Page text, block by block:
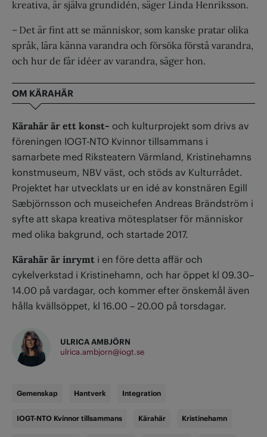
kreativa, är själva grundidén, säger Linda Henriksson.
– Det är fint att se människor, som kanske pratar olika
språk, lära känna varandra och försöka förstå varandra,
och hur de får idéer av varandra, säger hon.
OM KÄRAHÄR
Kärahär är ett konst- och kulturprojekt som drivs av
föreningen IOGT-NTO Kvinnor tillsammans i
samarbete med Riksteatern Värmland, Kristinehamns
konstmuseum, NBV väst, och stöds av Kulturrådet.
Projektet har utvecklats ur en idé av konstnären Egill
Sæbjörnsson och museichefen Andreas Brändström i
syfte att skapa kreativa mötes­platser för människor
med olika bakgrund, och startade 2017.
Kärahär är inrymt i en före detta affär och
cykelverkstad i Kristinehamn, och har öppet kl 09.30–
14.00 på vardagar, och kommer efter önskemål även
hålla kvällsöppet, kl 16.00 – 20.00 på torsdagar.
ULRICA AMBJÖRN
ulrica.ambjorn@iogt.se
Gemenskap Hantverk Integration
IOGT-NTO Kvinnor tillsammans Kärahär Kristinehamn